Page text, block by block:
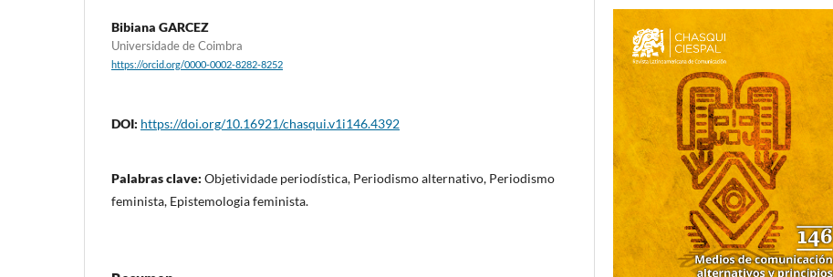
Bibiana GARCEZ
Universidade de Coimbra
https://orcid.org/0000-0002-8282-8252
DOI: https://doi.org/10.16921/chasqui.v1i146.4392
Palabras clave: Objetividade periodística, Periodismo alternativo, Periodismo
feminista, Epistemologia feminista.